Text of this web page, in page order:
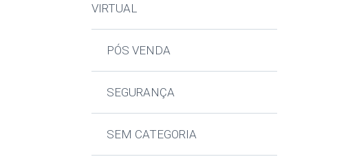
VIRTUAL
PÓS VENDA
SEGURANÇA
SEM CATEGORIA